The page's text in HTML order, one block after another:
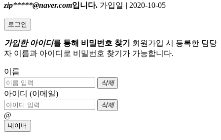
zip*****@naver.com입니다. 가입일 | 2020-10-05
로그인
가입한 아이디를 통해 비밀번호 찾기
회원가입 시 등록한 담당
자 이름과 아이디로 비밀번호 찾기가 가능합니다.
이름
삭제
아이디 (이메일)
삭제
@
네이버